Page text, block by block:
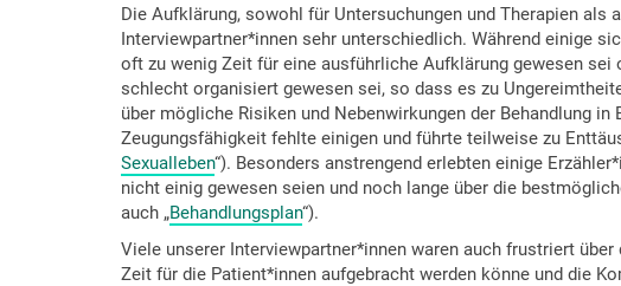
Die Aufklärung, sowohl für Untersuchungen und Therapien als
Interviewpartner*innen sehr unterschiedlich. Während einige
oft zu wenig Zeit für eine ausführliche Aufklärung gewesen sei
schlecht organisiert gewesen sei, so dass es zu
über mögliche Risiken und Nebenwirkungen der Behandlung in
Zeugungsfähigkeit fehlte einigen und führte teilweise zu
Sexualleben“). Besonders anstrengend erlebten einige
nicht einig gewesen seien und noch lange über die
auch „Behandlungsplan“).
Viele unserer Interviewpartner*innen waren auch frustriert
Zeit für die Patient*innen aufgebracht werden könne und die